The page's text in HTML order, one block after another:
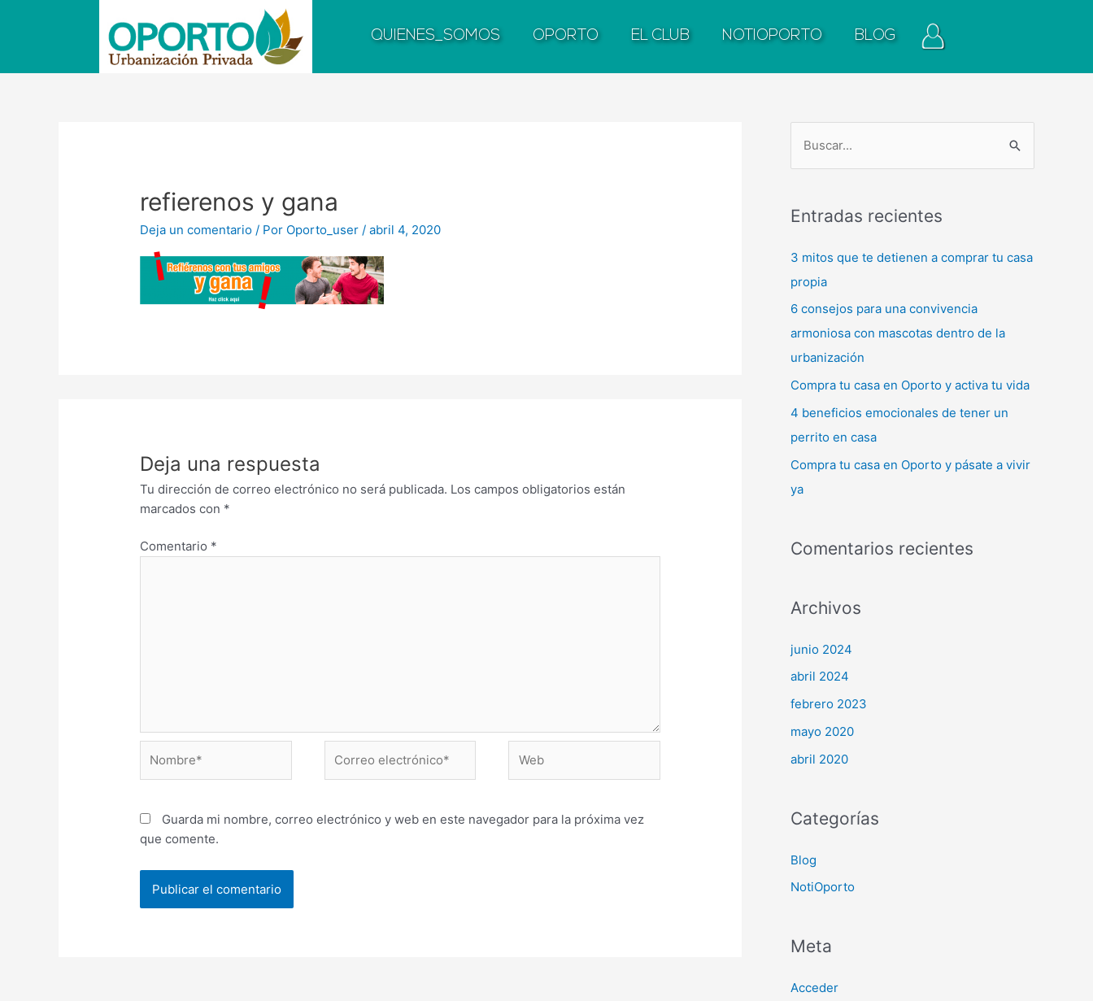
QUIENES_SOMOS OPORTO EL CLUB NOTIOPORTO BLOG
refierenos y gana
Deja un comentario / Por Oporto_user /abril 4, 2020
Deja una respuesta
Tu dirección de correo electrónico no será publicada. Los campos obligatorios están
marcados con *
Comentario *
electrónico*
Guarda mi nombre, correo electrónico y web en este navegador para la próxima vez
que comente.
u
c
o
r
Entradas recientes
3 mitos que te detienen a comprar tu casa
propia
6 consejos para una convivencia
armoniosa con mascotas dentro de la
urbanización
Compra tu casa en Oporto y activa tu vida
4 beneficios emocionales de tener un
perrito en casa
Compra tu casa en Oporto y pásate a vivir
ya
Comentarios recientes
Archivos
junio 2024
abril 2024
febrero 2023
mayo 2020
abril 2020
Categorías
Blog
NotiOporto
Meta
Acceder